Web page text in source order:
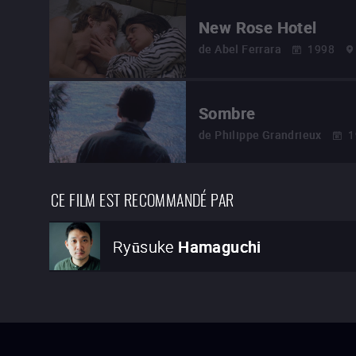
New Rose Hotel
de Abel Ferrara 1998
Sombre
de Philippe Grandrieux
CE FILM EST RECOMMANDÉ PAR
Ryūsuke Hamaguchi